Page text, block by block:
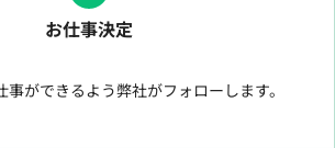
お仕事決定
ができるよう弊社がフォローします。